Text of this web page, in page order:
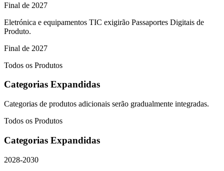
Final de 2027
Eletrónica e equipamentos TIC exigirão Passaportes Digitais de
Produto.
Final de 2027
Todos os Produtos
Categorias Expandidas
Categorias de produtos adicionais serão gradualmente integradas.
Todos os Produtos
Categorias Expandidas
2028-2030